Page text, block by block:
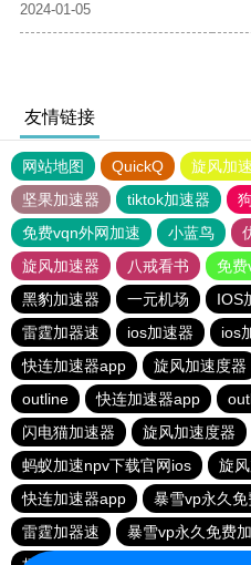
2024-01-05
友情链接
网站地图 QuickQ 旋风加
坚果加速器
tiktok加速器
免费vqn外网加速
小蓝鸟
旋风加速器
八戒看书
免费
黑豹加速器
一元机场 IOS
雷霆加器速
ios加速器 ios
快连加速器app
旋风加速度器
outline
快连加速器app
闪电猫加速器
旋风加速度器
蚂蚁加速npv下载官网ios
旋
快连加速器app
暴雪vp永久
雷霆加器速
暴雪vp永久免费